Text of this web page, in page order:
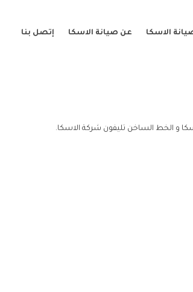
الاسكا عن صيانة الاسكا إتصل بنا
و الخط الساخن تليفون شركة الاسكا.